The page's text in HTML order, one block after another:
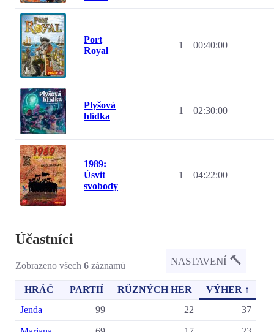
Port
Royal
1 00:40:00
Plyšová
hlídka
1 02:30:00
1989:
Úsvit
svobody
1 04:22:00
Účastníci
Zobrazeno všech 6 záznamů NASTAVENÍ 🔨
HRÁČ PARTIÍ RŮZNÝCH HER
VÝHER ↑
Jenda
99 22 37